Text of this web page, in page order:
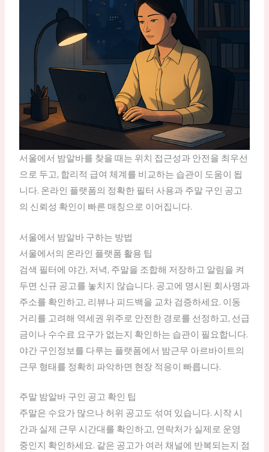
서울에서 밤알바를 찾을 때는 위치 접근성과 안전을 최우선
으로 두고, 합리적 급여 체계를 비교하는 습관이 도움이 됩
니다. 온라인 플랫폼의 정확한 필터 사용과 주말 구인 공고
의 신뢰성 확인이 빠른 매칭으로 이어집니다.
서울에서 밤알바 구하는 방법
서울에서의 온라인 플랫폼 활용 팁
검색 필터에 야간, 저녁, 주말을 조합해 저장하고 알림을 켜
두면 신규 공고를 놓치지 않습니다. 공고에 명시된 회사명과
주소를 확인하고, 리뷰나 피드백을 교차 검증하세요. 이동
거리를 고려해 역세권 위주로 안전한 경로를 선정하고, 선급
금이나 수수료 요구가 없는지 확인하는 습관이 필요합니다.
야간 구인정보를 다루는 플랫폼에서 밤근무 아르바이트의
근무 형태를 정확히 파악하면 현장 적응이 빠릅니다.
주말 밤알바 구인 공고 확인 팁
주말은 수요가 많으나 허위 공고도 섞여 있습니다. 시작 시
간과 실제 근무 시간대를 확인하고, 연락처가 실제로 운영
중인지 확인하세요. 같은 공고가 여러 채널에 반복되는지 점